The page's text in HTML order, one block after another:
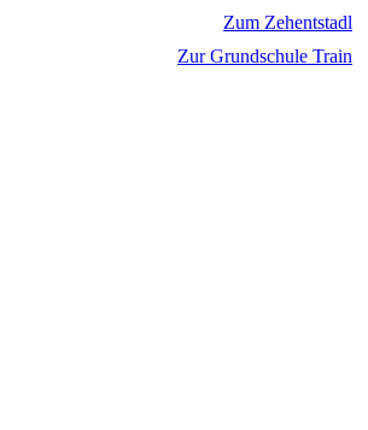
Zum Zehentstadl
Zur Grundschule Train